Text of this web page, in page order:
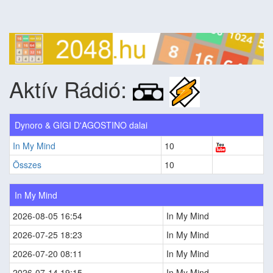
Aktív Rádió:
Dynoro & GIGI D'AGOSTINO dalai
In My Mind
10
Összes
10
In My Mind
2026-08-05 16:54
In My Mind
2026-07-25 18:23
In My Mind
2026-07-20 08:11
In My Mind